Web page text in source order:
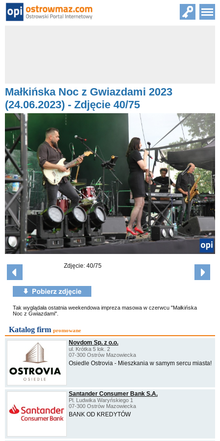
Małkińska Noc z Gwiazdami 2023
(24.06.2023) - Zdjęcie 40/75
Zdjęcie: 40/75
Tak wyglądała ostatnia weekendowa impreza masowa w czerwcu "Małkińska
Noc z Gwiazdami".
Katalog firm promowane
Novdom Sp. z o.o.
ul. Krótka 5 lok. 2
07-300 Ostrów Mazowiecka
Osiedle Ostrovia - Mieszkania w samym sercu miasta!
Santander Consumer Bank S.A.
Pl. Ludwika Waryńskiego 1
07-300 Ostrów Mazowiecka
BANK OD KREDYTÓW